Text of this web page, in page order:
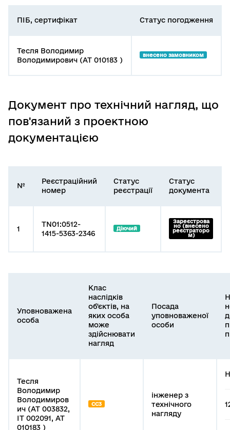
ПІБ, сертифікат Статус погодження
Тесля Володимир
Володимирович (АТ 010183 )
внесено замовником
Документ про технічний нагляд, що
пов'язаний з проектною
документацією
№
Реєстраційний
номер
Статус
реєстрації
Статус
документа
1
TN01:0512-
1415-5363-2346
Діючий
Зареєстрова
но (внесено
реєстраторо
м)
Уповноважена
особа
Клас
наслідків
об'єктів, на
яких особа
може
здійснювати
нагляд
Посада
уповноваженої
особи
Тесля
Володимир
Володимиров
ич (АТ 003832,
ІТ 002091, АТ
010183 )
СС3
інженер з
технічного
нагляду